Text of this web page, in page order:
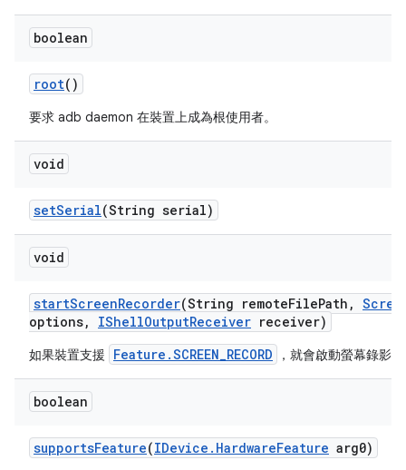
boolean
root()
要求 adb daemon 在裝置上成為根使用者。
void
setSerial(String serial)
void
startScreenRecorder(String remoteFilePath ,
options, IShellOutputReceiver receiver)
如果裝置支援 Feature.SCREEN_RECORD ，就會啟動螢幕錄影
boolean
supportsFeature(IDevice . HardwareFeature arg0)